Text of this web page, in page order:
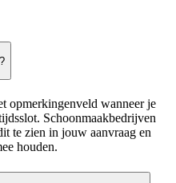
opmerkingenveld wanneer je
Schoonmaakbedrijven
te zien in jouw aanvraag en
houden.